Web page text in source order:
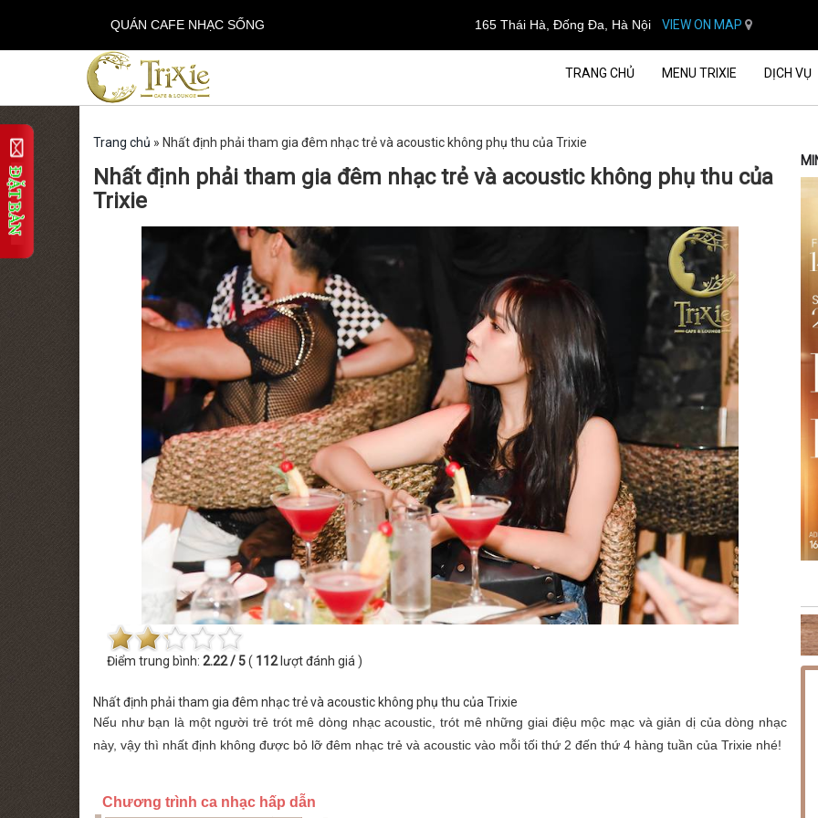
QUÁN CAFE NHẠC SỐNG 165 Thái Hà, Đống Đa, Hà Nội VIEW ON MAP
TRANG CHỦ MENU TRIXIE DỊCH VỤ
Trang chủ » Nhất định phải tham gia đêm nhạc trẻ và acoustic không phụ thu của Trixie
Nhất định phải tham gia đêm nhạc trẻ và acoustic không phụ thu của
Trixie
Điểm trung bình: 2.22 / 5( 112lượt đánh giá )
Nhất định phải tham gia đêm nhạc trẻ và acoustic không phụ thu của Trixie
Nếu như bạn là một người trẻ trót mê dòng nhạc acoustic, trót mê những giai điệu mộc mạc và giản dị của dòng nhạc
này, vậy thì nhất định không được bỏ lỡ đêm nhạc trẻ và acoustic vào mỗi tối thứ 2 đến thứ 4 hàng tuần của Trixie nhé!
Chương trình ca nhạc hấp dẫn
THỨ BẢY [22.08.2026] MINISHOW TĂNG PHÚC THỨ SÁU [14.08.2026] MINISHOW HOÀNG HẢI